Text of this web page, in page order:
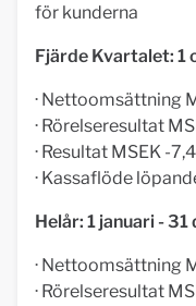
för kunderna
Fjärde Kvartalet: 1
· Nettoomsättning
· Rörelseresultat
· Resultat MSEK -
· Kassaflöde
Helår: 1 januari -
· Nettoomsättning
· Rörelseresultat